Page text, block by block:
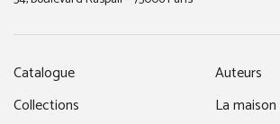
Catalogue
Collections
Auteurs
La maison